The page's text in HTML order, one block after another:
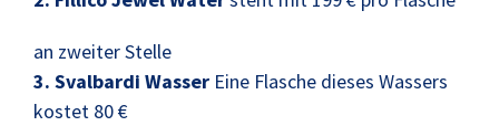
an zweiter Stelle
3. Svalbardi Wasser Eine Flasche dieses Wassers
kostet 80 €